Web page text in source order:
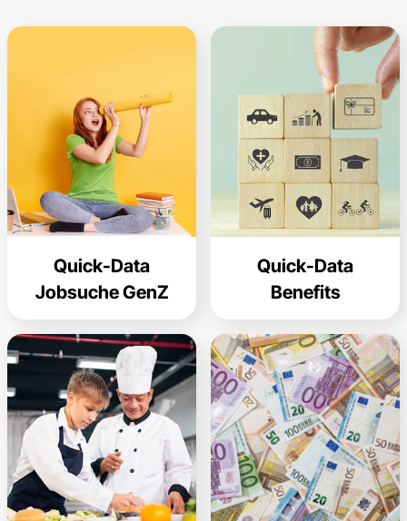
Quick-Data
Jobsuche GenZ
Quick-Data
Benefits